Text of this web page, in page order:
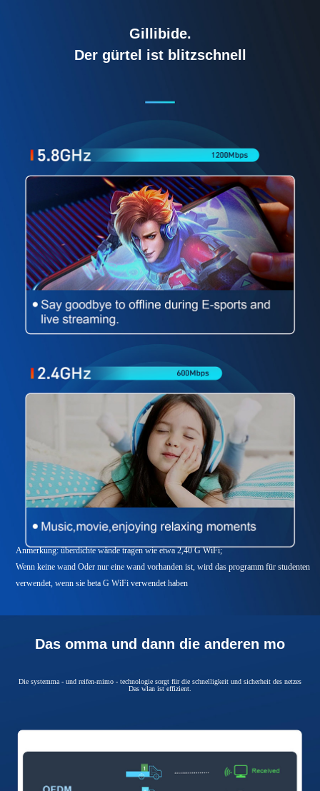
Gillibide.
Der gürtel ist blitzschnell
Anmerkung: überdichte wände tragen wie etwa 2,40 G WiFi;
Wenn keine wand Oder nur eine wand vorhanden ist, wird das programm für studenten
verwendet, wenn sie beta G WiFi verwendet haben
Das omma und dann die anderen mo
Die systemma - und reifen-mimo - technologie sorgt für die schnelligkeit und sicherheit des netzes
Das wlan ist effizient.